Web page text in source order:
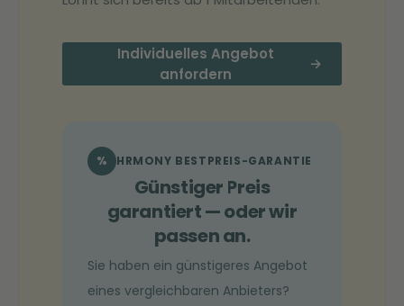
Individuelles Angebot
anfordern
→
% HRMONY BESTPREIS-GARANTIE
Günstiger Preis
garantiert — oder wir
passen an.
Sie haben ein günstigeres Angebot
eines vergleichbaren Anbieters?